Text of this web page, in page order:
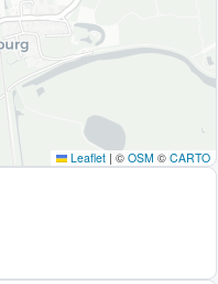
Leaflet | © OSM © CARTO